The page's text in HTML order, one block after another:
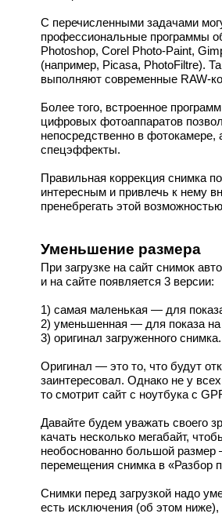
С перечисленными задачами
профессиональные программы
Photoshop, Corel Photo-Paint,
(например, Picasa, PhotoFiltre).
выполняют современные RAW-
Более того, встроенное
цифровых фотоаппаратов
непосредственно в
спецэффекты.
Правильная коррекция снимка
интересным и привлечь к нему
пренебрегать этой
Уменьшение размера
При загрузке на сайт снимок
и на сайте появляется 3 версии:
1) самая маленькая — для
2) уменьшенная — для показа на
3) оригинал загруженного снимка.
Оригинал — это то, что будут
заинтересовал. Однако не у
то смотрит сайт с ноутбука с
Давайте будем уважать своего
качать несколько мегабайт,
необоснованно большой
перемещения снимка в «Разбор
Снимки перед загрузкой надо
есть исключения (об этом